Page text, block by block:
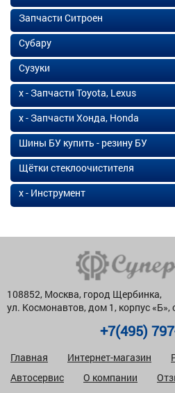
Запчасти Ситроен
Субару
Сузуки
х - Запчасти Toyota, Lexus
х - Запчасти Хонда, Honda
Шины БУ купить - резину БУ
Щётки стеклоочистителя
х - Инструмент
108852, Москва, город Щербинка,
ул. Космонавтов, дом 1, корпус «Б»,
+7(495)
Главная Интернет-магазин
Автосервис
О компании